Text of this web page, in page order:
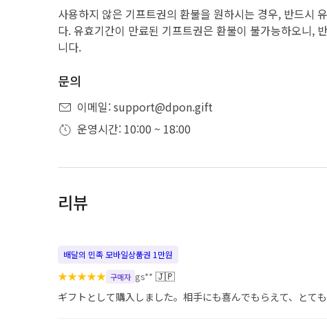
사용하지 않은 기프트권의 환불을 원하시는 경우, 반드시
다. 유효기간이 만료된 기프트권은 환불이 불가능하오니,
니다.
문의
이메일: support@dpon.gift
운영시간: 10:00 ~ 18:00
리뷰
배달의 민족 모바일상품권 1만원
★★★★★ 구매자 gs** 🇯🇵
ギフトとして購入しました。相手にも喜んでもらえて、とても